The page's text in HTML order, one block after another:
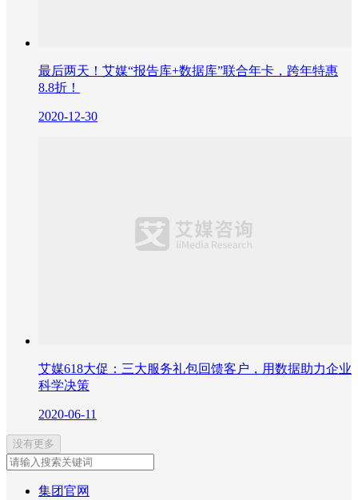
最后两天！艾媒“报告库+数据库”联合年卡，跨年特惠
8.8折！
2020-12-30
艾媒618大促：三大服务礼包回馈客户，用数据助力企业
科学决策
2020-06-11
没有更多
集团官网